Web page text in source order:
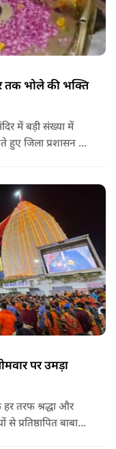
तक भोले की भक्ति
में बड़ी संख्या में
हुए जिला प्रशासन की
की वजह से अंदर
पर उमड़ा
तरफ श्रद्धा और
प्रतिष्ठापित बाबा